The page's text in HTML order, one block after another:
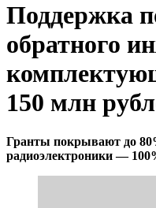
Поддержка
обратного
150 млн
Гранты покрывают до
радиоэлектроники —